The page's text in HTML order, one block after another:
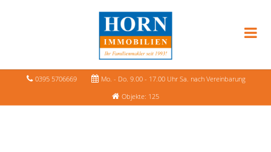
0395 5706669
Mo. - Do. 9.00 - 17.00 Uhr Sa. nach Vereinbarung
Objekte: 125